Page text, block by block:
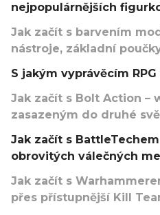
nejpopulárnějších
Jak začít s barvením
nástroje, základní
S jakým vyprávěcím
Jak začít s Bolt Action –
zasazeným do druhé
Jak začít s
obrovitých válečných
Jak začít s
přes přístupnější Kill